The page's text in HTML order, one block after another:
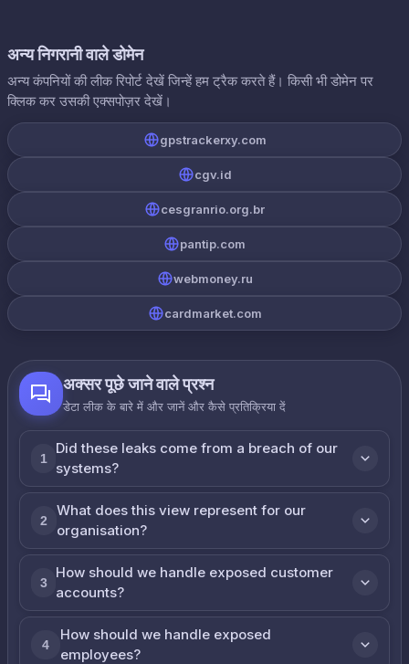
अन्य निगरानी वाले डोमेन
अन्य कंपनियों की लीक रिपोर्ट देखें जिन्हें हम ट्रैक करते हैं। किसी भी डोमेन पर
क्लिक कर उसकी एक्सपोज़र देखें।
gpstrackerxy.com
cgv.id
cesgranrio.org.br
pantip.com
webmoney.ru
cardmarket.com
अक्सर पूछे जाने वाले प्रश्न
डेटा लीक के बारे में और जानें और कैसे प्रतिक्रिया दें
1
Did these leaks come from a breach of our
systems?
2
What does this view represent for our
organisation?
3
How should we handle exposed customer
accounts?
4
How should we handle exposed
employees?